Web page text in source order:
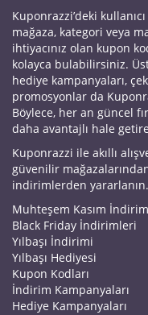
Kuponrazzi’deki
mağaza, kategori veya
ihtiyacınız olan kupon
kolayca bulabilirsiniz.
hediye kampanyaları,
promosyonlar da
Böylece, her an güncel
daha avantajlı hale
Kuponrazzi ile akıllı
güvenilir
indirimlerden yararlanın.
Muhteşem Kasım
Black Friday İndirimleri
Yılbaşı İndirimi
Yılbaşı Hediyesi
Kupon Kodları
İndirim Kampanyaları
Hediye Kampanyaları